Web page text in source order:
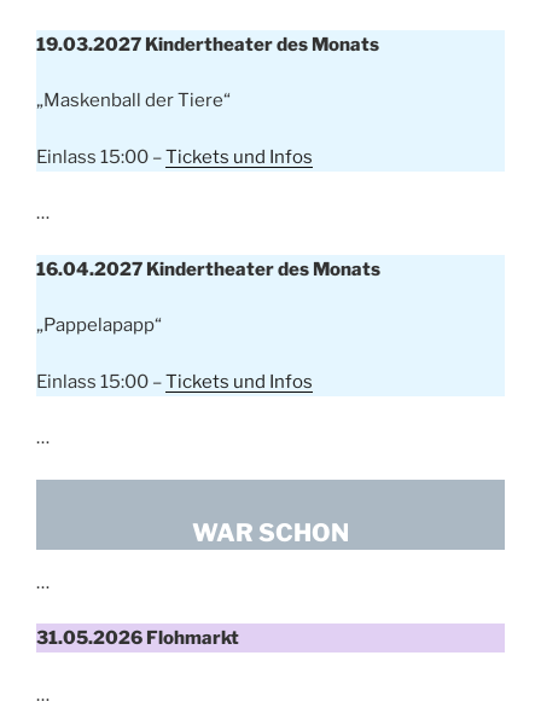
19.03.2027 Kindertheater des Monats
„Maskenball der Tiere“
Einlass 15:00 –Tickets und Infos
…
16.04.2027 Kindertheater des Monats
„Pappelapapp“
Einlass 15:00 –Tickets und Infos
…
WAR SCHON
…
31.05.2026 Flohmarkt
…